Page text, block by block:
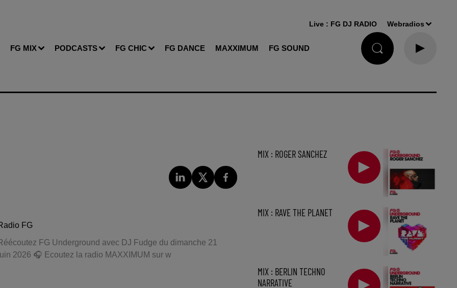
FG MIX PODCASTS FG CHIC FG DANCE MAXXIMUM FG SOUND
Live : FG DJ RADIO Webradios
FG
FG Underground avec DJ Fudge du dimanche 21
2026 🎧 Ecoutez la radio MAXXIMUM sur w
MIX : ROGER SANCHEZ
MIX : RAVE THE PLANET
MIX : BERLIN TECHNO
NARRATIVE